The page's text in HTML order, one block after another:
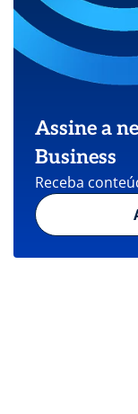
Assine a
Business
Receba